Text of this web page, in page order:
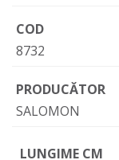
COD
8732
PRODUCĂTOR
SALOMON
LUNGIME CM